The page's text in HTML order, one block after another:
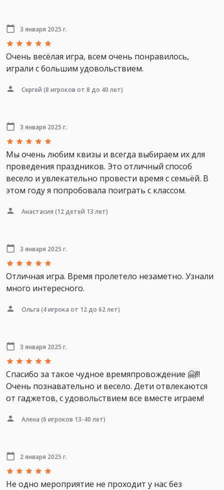
3 января 2025 г.
Очень весёлая игра, всем очень понравилось,
играли с большим удовольствием.
Сергей (8 игроков от 8 до 40 лет)
3 января 2025 г.
Мы очень любим квизы и всегда выбираем их для
проведения праздников. Это отличный способ
весело и увлекательно провести время с семьёй. В
этом году я попробовала поиграть с классом.
Анастасия (12 детей 13 лет)
3 января 2025 г.
Отличная игра. Время пролетело незаметно. Узнали
много интересного.
Ольга (4 игрока от 12 до 62 лет)
3 января 2025 г.
Спасибо за такое чудное времяпровождение 🤗!!!
Очень познавательно и весело. Дети отвлекаются
от гаджетов, с удовольствием все вместе играем!
Алена (6 игроков 13-40 лет)
2 января 2025 г.
Не одно мероприятие не проходит у нас без